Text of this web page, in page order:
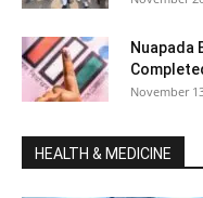
Nuapada
November
HEALTH & MEDICINE